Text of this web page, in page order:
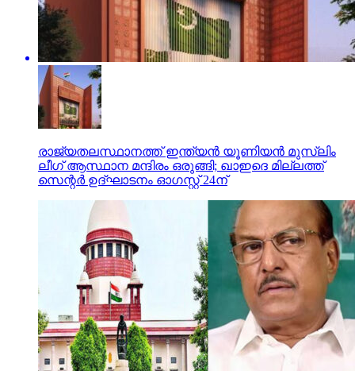
രാജ്യതലസ്ഥാനത്ത് ഇന്ത്യന്‍ യൂണിയന്‍ മുസ്‌ലിം
ലീഗ് ആസ്ഥാന മന്ദിരം ഒരുങ്ങി; ഖാഇദെ മില്ലത്ത്
സെന്റര്‍ ഉദ്ഘാടനം ഓഗസ്റ്റ് 24ന്